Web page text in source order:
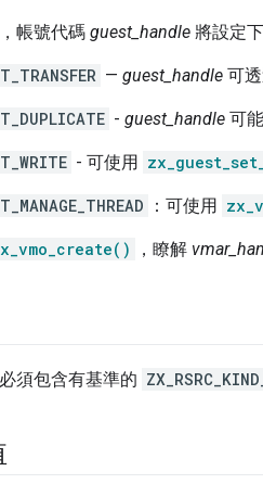
帳號代碼 guest_handle 將設定
— guest_handle 可
- guest_handle 可
- 可使用
：可使用
，瞭解
必須包含有基準的